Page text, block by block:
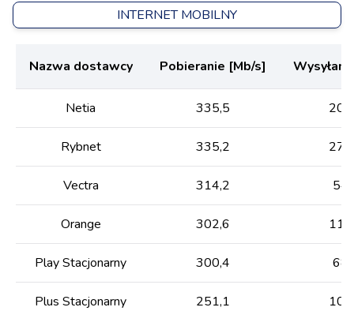
INTERNET MOBILNY
Nazwa dostawcy Pobieranie [Mb/s]
Netia 335,5
Rybnet 335,2
Vectra 314,2
Orange 302,6
Play Stacjonarny 300,4
Plus Stacjonarny 251,1